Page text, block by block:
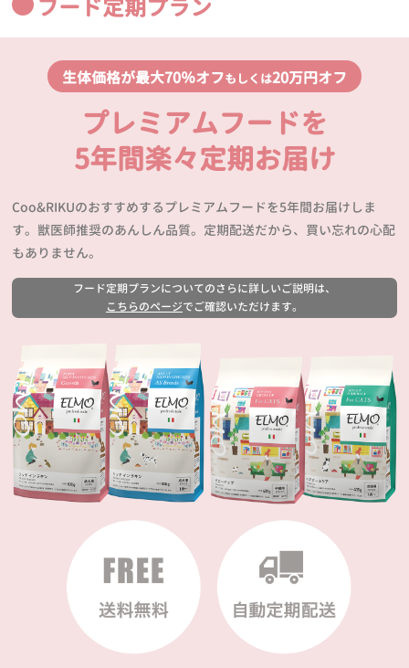
フード定期プラン
生体価格が最大70％オフもしくは20万円オフ
プレミアムフードを
5年間楽々定期お届け
Coo&RIKUのおすすめするプレミアムフードを5年間お届けしま
す。獣医師推奨のあんしん品質。定期配送だから、買い忘れの心配
もありません。
フード定期プランについてのさらに詳しいご説明は、
こちらのページでご確認いただけます。